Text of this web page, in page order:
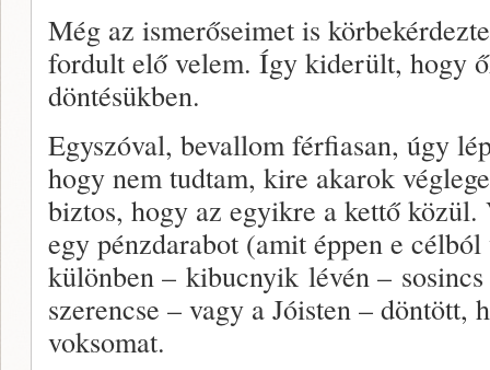
Még az ismerőseimet is
fordult elő velem. Így kiderült, hogy
döntésükben.
Egyszóval, bevallom férfiasan, úgy
hogy nem tudtam, kire akarok
biztos, hogy az egyikre a kettő
egy pénzdarabot (amit éppen e
különben – kibucnyik lévén – sosincs
szerencse – vagy a Jóisten – döntött,
voksomat.